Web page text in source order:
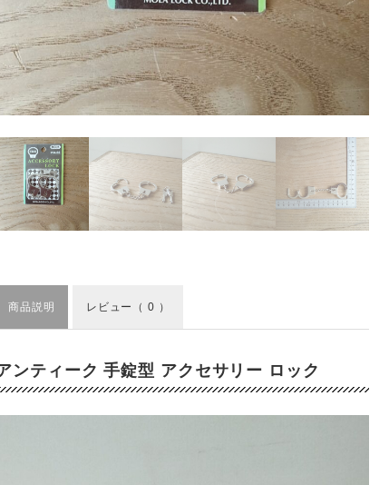
商品説明 レビュー （ 0 ）
ンティーク 手錠型 アクセサリー ロック